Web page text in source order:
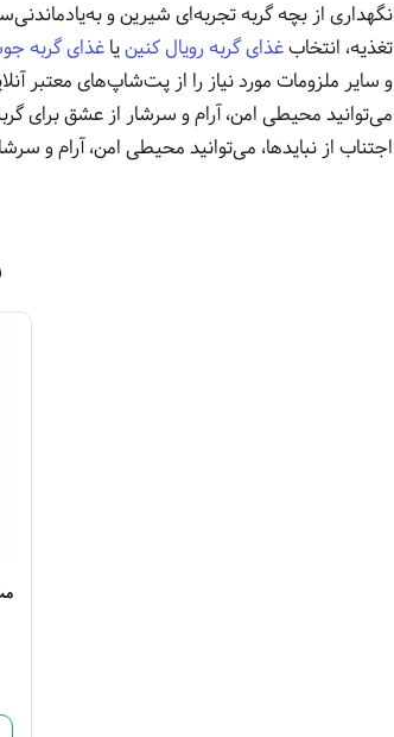
نگهداری از بچه گربه تجربه‌ای شیرین و
تغذیه، انتخابغذای گربه رویال کنینیاغذای گربه
و سایر ملزومات مورد نیاز را از پت‌شاپ‌های معتبر
می‌توانید محیطی امن، آرام و سرشار از عشق برای
اجتناب از نبایدها، می‌توانید محیطی امن، آرام و